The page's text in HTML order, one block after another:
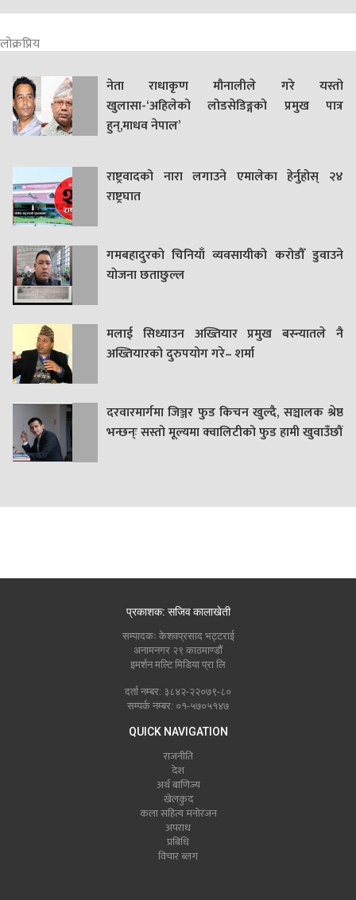
लोक्रप्रिय
नेता राधाकृण मौनालीले गरे यस्तो
खुलासा-‘अहिलेको लोडसेडिङ्गको प्रमुख पात्र
हुन्,माधव नेपाल’
राष्ट्रवादको नारा लगाउने एमालेका हेर्नुहोस् २४
राष्ट्रघात
गमबहादुरकाे चिनियाँ व्यवसायीको करोडौँ डुवाउने
याेजना छताछुल्ल
मलाई सिध्याउन अख्तियार प्रमुख बस्न्यातले नै
अख्तियारको दुरुपयोग गरे– शर्मा
दरवारमार्गमा जिञ्जर फुड किचन खुल्दै, सञ्चालक श्रेष्ठ
भन्छन्ः सस्तो मूल्यमा क्वालिटीको फुड हामी खुवाउँछौं
प्रकाशक: सजिव कालाखेती
सम्पादकः केशवप्रसाद भट्टराई
अनामनगर २९ काठमाण्डौं
इमर्शन मल्टि मिडिया प्रा लि
दर्ता नम्बर: ३८४२-२२०७९-८०
सम्पर्क नम्बर: ०१-५७०५१४७
QUICK NAVIGATION
राजनीति
देश
अर्थ बाणिज्य
खेलकुद
कला सहित्य मनोरंजन
अपराध
प्रबिधि
विचार ब्लग